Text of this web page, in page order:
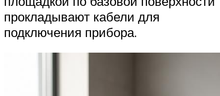
прокладывают кабели для
подключения прибора.